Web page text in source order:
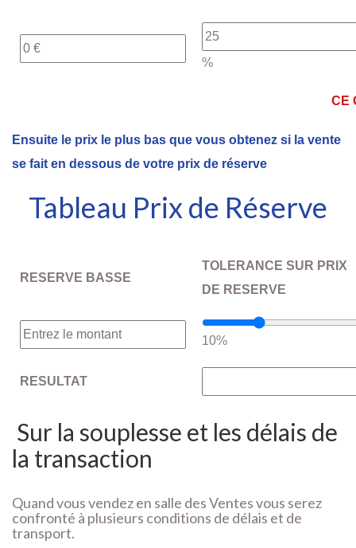
%
CE
Ensuite le prix le plus bas que vous obtenez si la vente
se fait en dessous de votre prix de réserve
Tableau Prix de Réserve
RESERVE BASSE
TOLERANCE SUR PRIX
DE RESERVE
10%
RESULTAT
Sur la souplesse et les délais de
la transaction
Quand vous vendez en salle des Ventes vous serez
confronté à plusieurs conditions de délais et de
transport.